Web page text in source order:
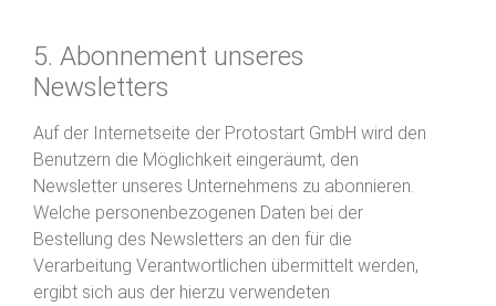
5. Abonnement unseres
Newsletters
Auf der Internetseite der Protostart GmbH wird den
Benutzern die Möglichkeit eingeräumt, den
Newsletter unseres Unternehmens zu abonnieren.
Welche personenbezogenen Daten bei der
Bestellung des Newsletters an den für die
Verarbeitung Verantwortlichen übermittelt werden,
ergibt sich aus der hierzu verwendeten